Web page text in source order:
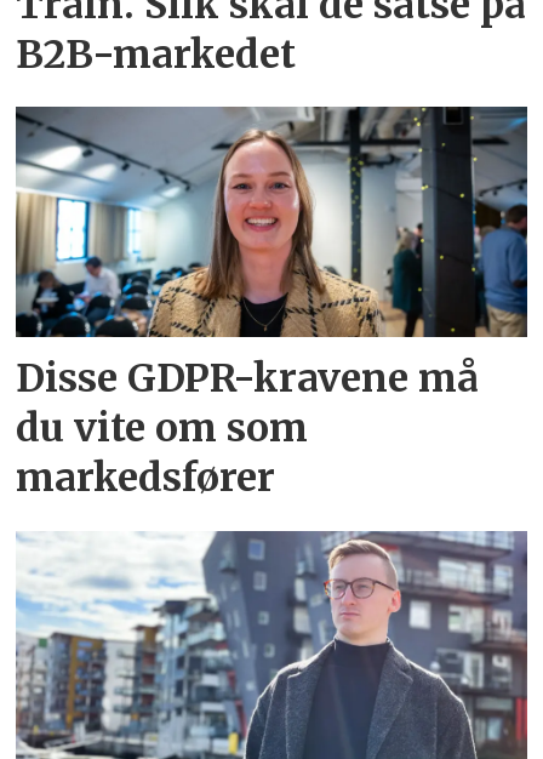
B2B-markedet
Disse GDPR-kravene må
du vite om som
markedsfører